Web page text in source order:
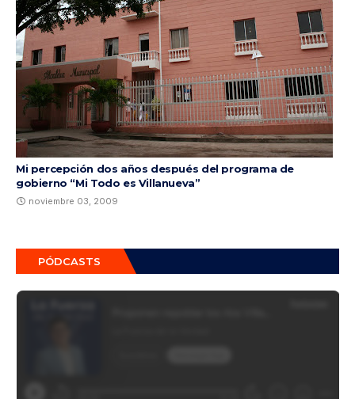
Mi percepción dos años después del programa de
gobierno “Mi Todo es Villanueva”
noviembre 03, 2009
PÓDCASTS